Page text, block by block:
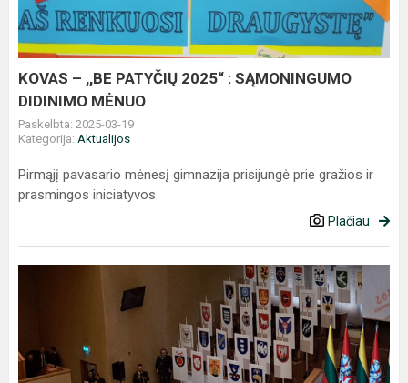
2025“
:
SĄMONINGUMO
DIDINIMO
MĖNUO
KOVAS – ,,BE PATYČIŲ 2025“ : SĄMONINGUMO
DIDINIMO MĖNUO
Paskelbta: 2025-03-19
Kategorija: Aktualijos
Pirmąjį pavasario mėnesį gimnazija prisijungė prie gražios ir
prasmingos iniciatyvos
Plačiau
vėliava